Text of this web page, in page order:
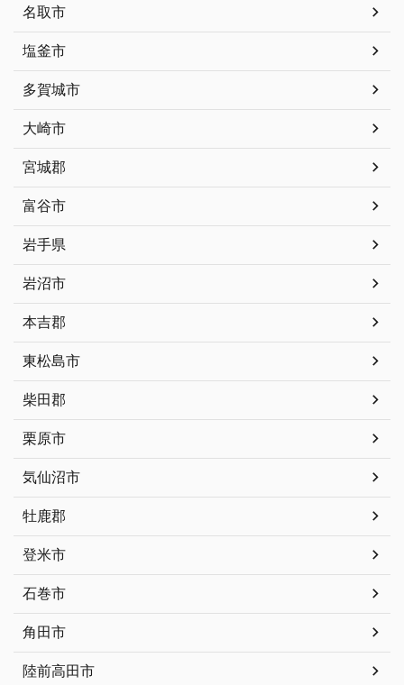
名取市
塩釜市
多賀城市
大崎市
宮城郡
富谷市
岩手県
岩沼市
本吉郡
東松島市
柴田郡
栗原市
気仙沼市
牡鹿郡
登米市
石巻市
角田市
陸前高田市